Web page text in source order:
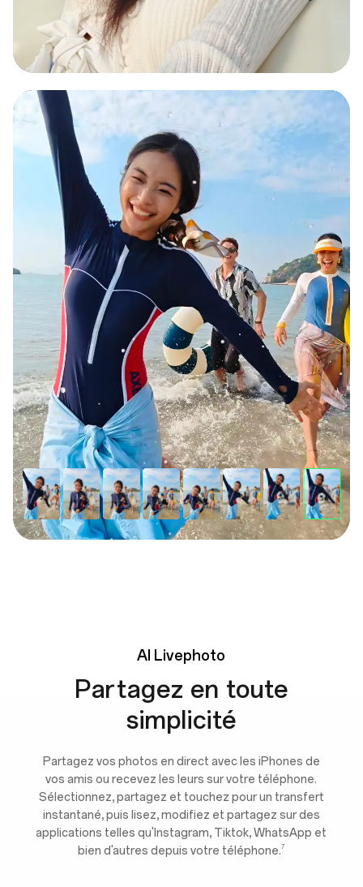
AI Livephoto
Partagez en toute
simplicité
Partagez vos photos en direct avec les iPhones de
vos amis ou recevez les leurs sur votre téléphone.
Sélectionnez, partagez et touchez pour un transfert
instantané, puis lisez, modifiez et partagez sur des
applications telles qu'Instagram, Tiktok, WhatsApp et
bien d'autres depuis votre téléphone.7